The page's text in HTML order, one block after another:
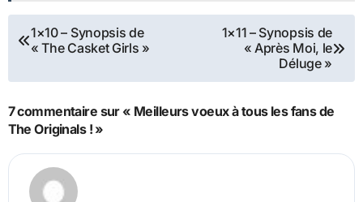
Navigation
l’article
1×10 – Synopsis de
« The Casket Girls »
1×11 – Synopsis de
« Après Moi, le
Déluge »
7 commentaire sur « Meilleurs voeux à tous les fans de
The Originals ! »